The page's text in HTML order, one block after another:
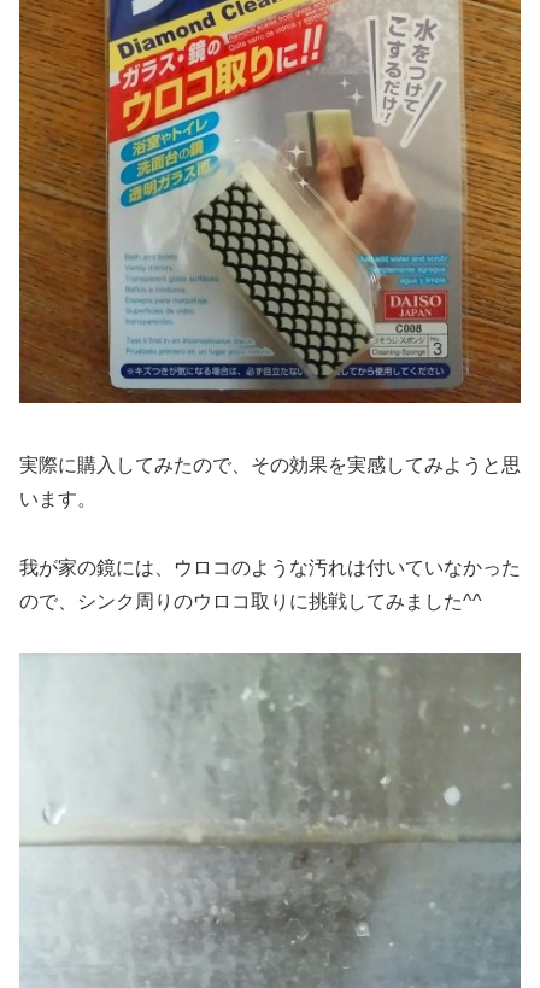
実際に購入してみたので、その効果を実感してみようと思
います。
我が家の鏡には、ウロコのような汚れは付いていなかった
ので、シンク周りのウロコ取りに挑戦してみました^^